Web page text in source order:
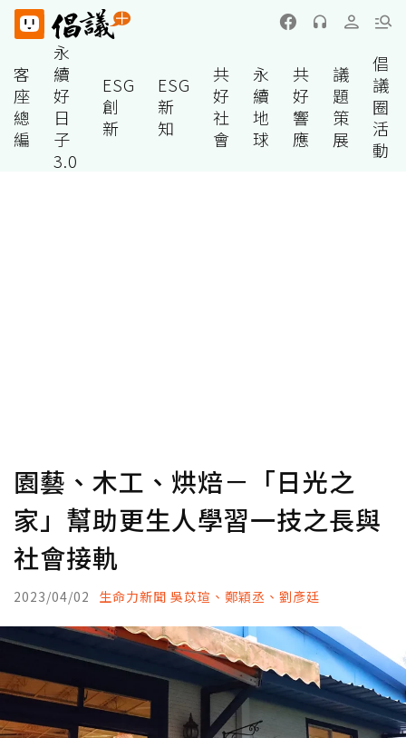
客
座
總
編
永
續
好
日
子
3.0
ESG
創
新
ESG
新
知
共
好
社
會
永
續
地
球
共
好
響
應
議
題
策
展
倡
議
圈
活
動
園藝、木工、烘焙－「日光之
家」幫助更生人學習一技之長與
社會接軌
2023/04/02 生命力新聞 吳苡瑄、鄭穎丞、劉彥廷